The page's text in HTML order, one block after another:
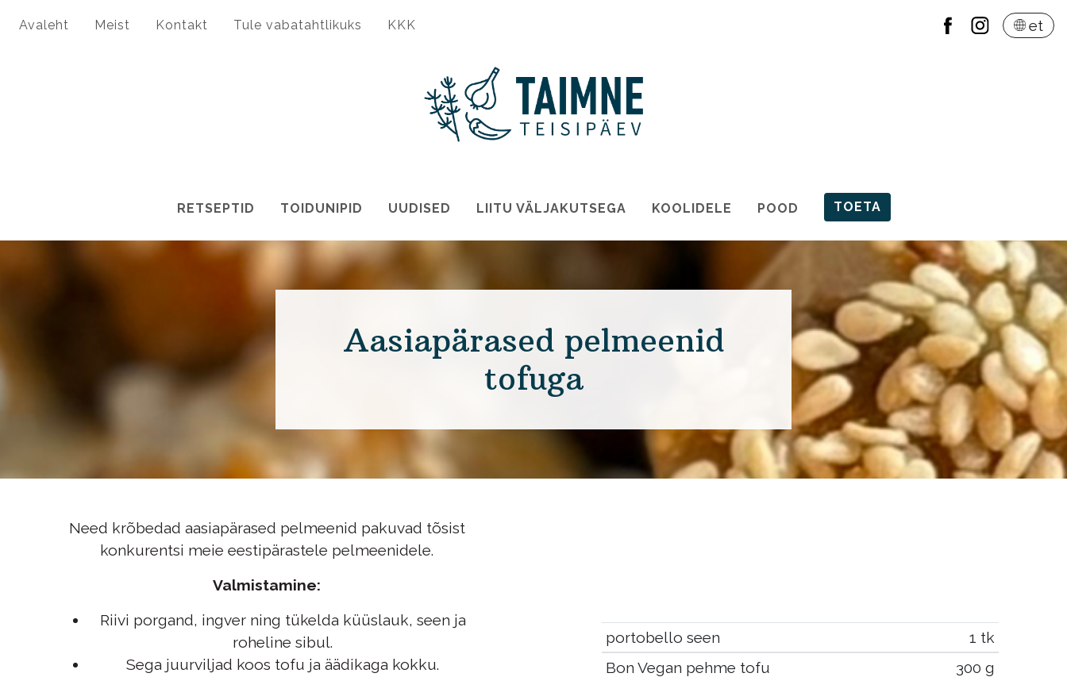
Avaleht Meist Kontakt Tule vabatahtlikuks KKK et
RETSEPTID TOIDUNIPID UUDISED LIITU VÄLJAKUTSEGA KOOLIDELE POOD TOETA
Aasiapärased pelmeenid
tofuga
Need krõbedad aasiapärased pelmeenid pakuvad tõsist
konkurentsi meie eestipärastele pelmeenidele.
Valmistamine:
Riivi porgand, ingver ning tükelda küüslauk, seen ja
roheline sibul.
Sega juurviljad koos tofu ja äädikaga kokku.
portobello seen
1 tk
Bon Vegan pehme tofu
300 g